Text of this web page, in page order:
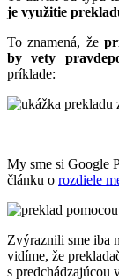
je využitie
To znamená, že
by vety
príklade:
My sme si Google
článku o rozdiele
Zvýraznili sme iba
vidíme, že
s predchádzajúcou